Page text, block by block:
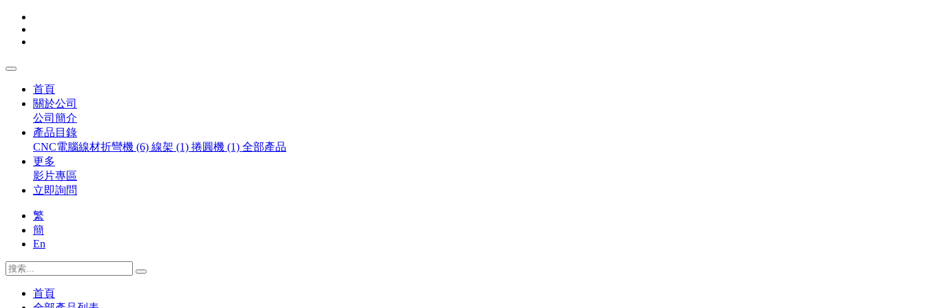
首頁
關於公司
公司簡介
產品目錄
CNC電腦線材折彎機 (6) 線架 (1) 捲圓機 (1) 全部產品
更多
影片專區
立即詢問
繁
簡
En
首頁